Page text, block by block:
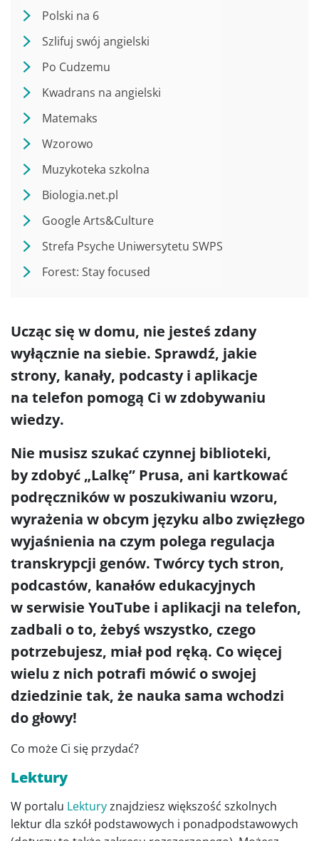
Polski na 6
Szlifuj swój angielski
Po Cudzemu
Kwadrans na angielski
Matemaks
Wzorowo
Muzykoteka szkolna
Biologia.net.pl
Google Arts&Culture
Strefa Psyche Uniwersytetu SWPS
Forest: Stay focused
Ucząc się w domu, nie jesteś zdany
wyłącznie na siebie. Sprawdź, jakie
strony, kanały, podcasty i aplikacje
na telefon pomogą Ci w zdobywaniu
wiedzy.
Nie musisz szukać czynnej biblioteki,
by zdobyć „Lalkę” Prusa, ani kartkować
podręczników w poszukiwaniu wzoru,
wyrażenia w obcym języku albo zwięzłego
wyjaśnienia na czym polega regulacja
transkrypcji genów. Twórcy tych stron,
podcastów, kanałów edukacyjnych
w serwisie YouTube i aplikacji na telefon,
zadbali o to, żebyś wszystko, czego
potrzebujesz, miał pod ręką. Co więcej
wielu z nich potrafi mówić o swojej
dziedzinie tak, że nauka sama wchodzi
do głowy!
Co może Ci się przydać?
Lektury
W portalu Lekturyznajdziesz większość szkolnych
lektur dla szkół podstawowych i ponadpodstawowych